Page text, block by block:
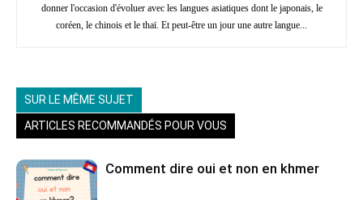
donner l'occasion d'évoluer avec les langues asiatiques dont le japonais, le
coréen, le chinois et le thaï. Et peut-être un jour une autre langue...
SUR LE MÊME SUJET
ARTICLES RECOMMANDÉS POUR VOUS
Comment dire oui et non en khmer